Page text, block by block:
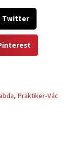
Twitter
, Praktiker-Vác